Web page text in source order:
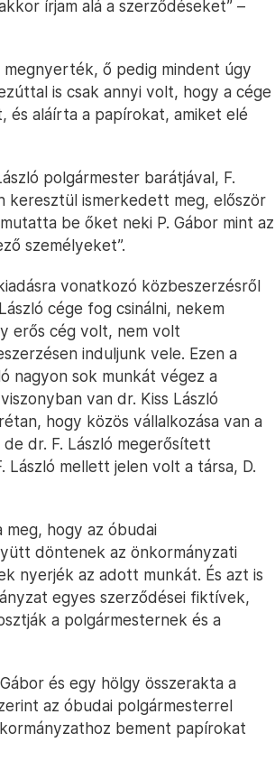
írjam alá a szerződéseket” –
ő pedig mindent úgy
is csak annyi volt, hogy a cége
és aláírta a papírokat, amiket elé
polgármester barátjával, F.
keresztül ismerkedett meg, először
be őket neki P. Gábor mint az
személyeket”.
vonatkozó közbeszerzésről
cége fog csinálni, nekem
erős cég volt, nem volt
induljunk vele. Ezen a
nagyon sok munkát végez a
van dr. Kiss László
hogy közös vállalkozása van a
dr. F. László megerősített
László mellett jelen volt a társa, D.
meg, hogy az óbudai
döntenek az önkormányzati
nyerjék az adott munkát. És azt is
egyes szerződései fiktívek,
a polgármesternek és a
és egy hölgy összerakta a
az óbudai polgármesterrel
bement papírokat